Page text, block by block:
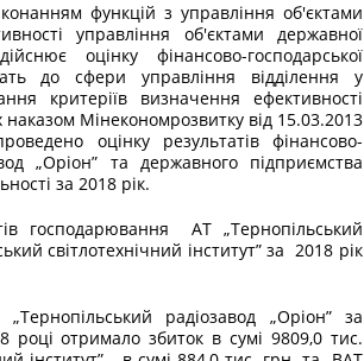
функцій з управління об'єктами
управління об'єктами державної
оцінку фінансово-господарської
до сфери управління відділення у
критеріїв визначення ефективності
Мінекономрозвитку від 15.03.2013
оцінку результатів фінансово-
„Оріон” та державного підприємства
за 2018 рік.
господарювання АТ „Тернопільський
світлотехнічний інститут” за 2018 рік
радіозавод „Оріон” за
році отримало збиток в сумі 9809,0 тис.